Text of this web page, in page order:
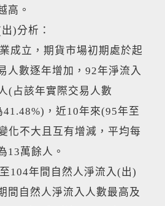
高。
)分析：
成立，期貨市場初期處於起
人數逐年增加，92年淨流入
(占該年實際交易人數
，近10年來(95年至
化不大且互有增減，平均每
13萬餘人。
104年間自然人淨流入(出)
間自然人淨流入人數最高及